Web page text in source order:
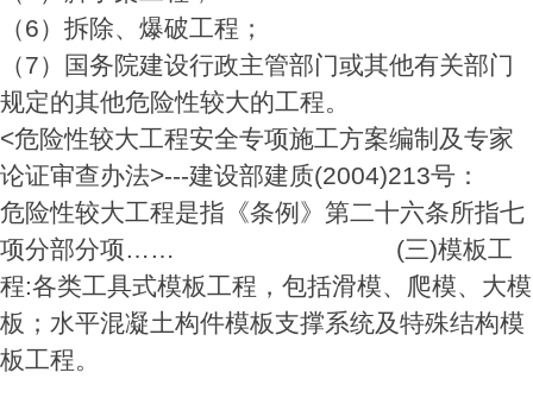
（6）拆除、爆破工程；
（7）国务院建设行政主管部门或其他有关部门
规定的其他危险性较大的工程。
<危险性较大工程安全专项施工方案编制及专家
论证审查办法>---建设部建质(2004)213号：
危险性较大工程是指《条例》第二十六条所指七
项分部分项…… (三)模板工
程:各类工具式模板工程，包括滑模、爬模、大模
板；水平混凝土构件模板支撑系统及特殊结构模
板工程。